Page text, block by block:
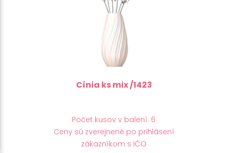
Cínia ks mix /1423
Počet kusov v balení: 6
Ceny sú zverejnené po prihlásení
zákazníkom s IČO